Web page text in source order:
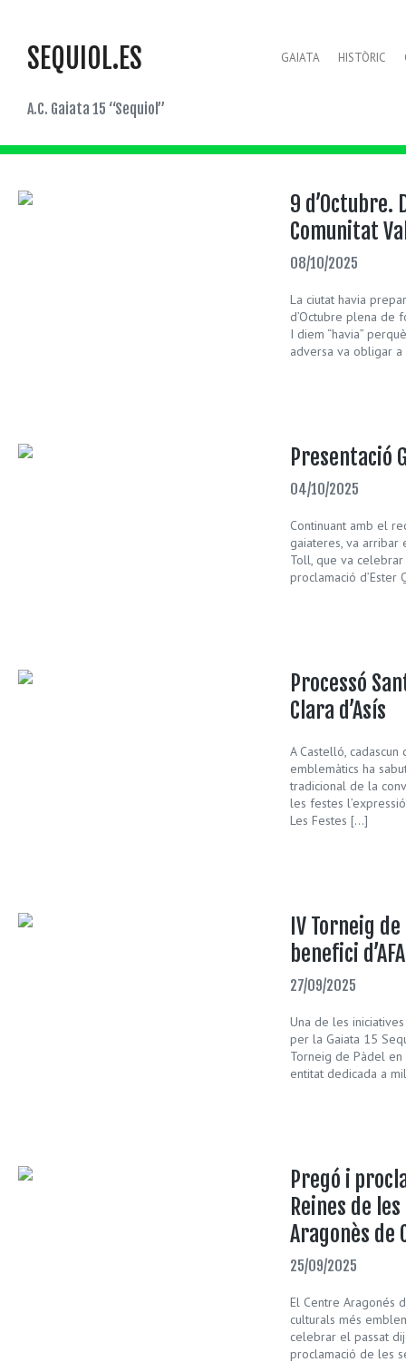
SEQUIOL.ES
A.C. Gaiata 15 “Sequiol”
GAIATA HISTÒRIC
9 d’Octubre.
Comunitat
08/10/2025
La ciutat havia
d’Octubre plena de
I diem “havia”
adversa va obligar
Presentació
04/10/2025
Continuant amb el
gaiateres, va arribar
Toll, que va
proclamació
Processó
Clara d’Asís
A Castelló,
emblemàtics ha
tradicional de la
les festes
Les Festes […]
IV Torneig
benefici
27/09/2025
Una de les
per la Gaiata 15
Torneig de Pàdel en
entitat dedicada a
Pregó i
Reines de
Aragonès de
25/09/2025
El Centre Aragonés
culturals més
celebrar el passat
proclamació de les